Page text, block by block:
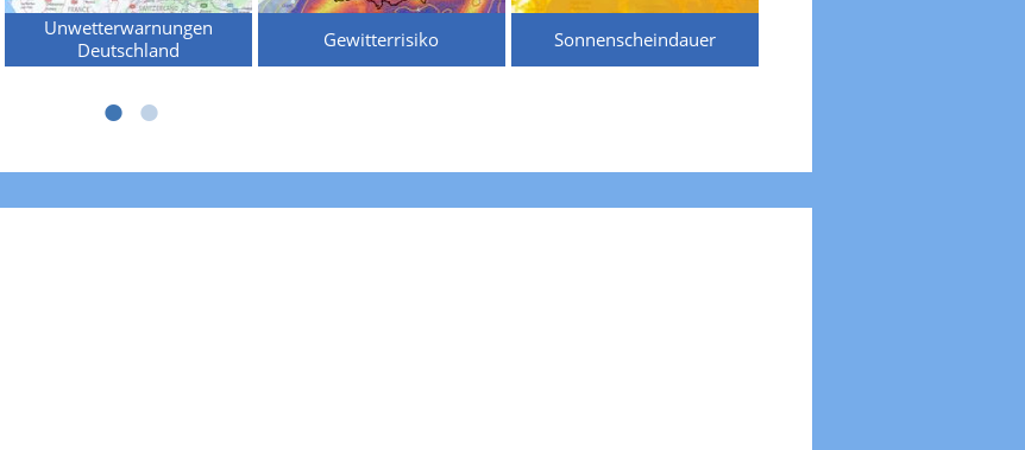
Unwetterwarnungen
Deutschland
Gewitterrisiko Sonnenscheindauer